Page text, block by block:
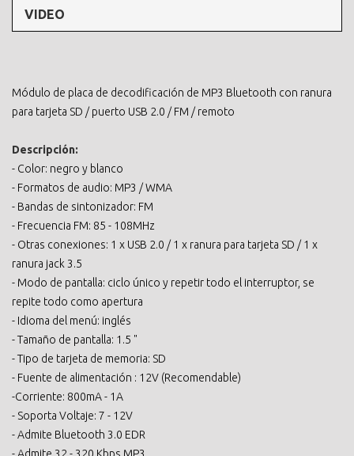
VIDEO
Módulo de placa de decodificación de MP3 Bluetooth con ranura
para tarjeta SD / puerto USB 2.0 / FM / remoto
Descripción:
- Color: negro y blanco
- Formatos de audio: MP3 / WMA
- Bandas de sintonizador: FM
- Frecuencia FM: 85 - 108MHz
- Otras conexiones: 1 x USB 2.0 / 1 x ranura para tarjeta SD / 1 x
ranura jack 3.5
- Modo de pantalla: ciclo único y repetir todo el interruptor, se
repite todo como apertura
- Idioma del menú: inglés
- Tamaño de pantalla: 1.5 "
- Tipo de tarjeta de memoria: SD
- Fuente de alimentación : 12V (Recomendable)
-Corriente: 800mA - 1A
- Soporta Voltaje: 7 - 12V
- Admite Bluetooth 3.0 EDR